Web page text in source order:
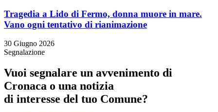
Tragedia a Lido di Fermo, donna muore in mare.
Vano ogni tentativo di rianimazione
30 Giugno 2026
Segnalazione
Vuoi segnalare un avvenimento di
Cronaca o una notizia
di interesse del tuo Comune?